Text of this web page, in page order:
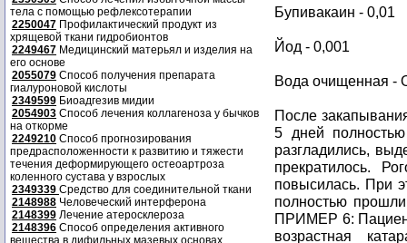
тела с помощью рефлексотерапии
2250047 Профилактический продукт из
хрящевой ткани гидробионтов
2249467 Медицинский матерьял и изделия на
его основе
2055079 Способ получения препарата
гиалуроновой кислоты
2349599 Биоадгезив мидии
2054903 Способ лечения коллагеноза у бычков
на откорме
2249210 Способ прогнозирования
предрасположенности к развитию и тяжести
течения деформирующего остеоартроза
коленного сустава у взрослых
2349339 Средство для соединительной ткани
2148988 Человеческий интерферона
2148399 Лечение атеросклероза
2148396 Способ определения активного
вещества в дифильных мазевых основах
Бупивакаин - 0,01
Йод - 0,001
Вода очищенная -
После
5 дней
разгладились,
прекратилось.
повысилась. При
полностью
ПРИМЕР 6:
возрастная